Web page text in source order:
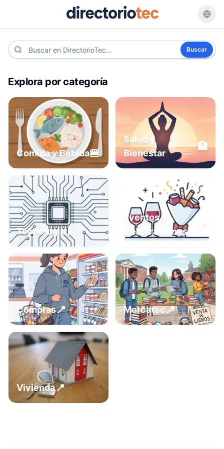
Buscar
Explora por categoría
Comida y Bebida🍔
Salud y
Bienestar
🏥
Tecnología📱
Eventos y
Celebraciones
Compras📍 Mercatec📍
Vivienda📍